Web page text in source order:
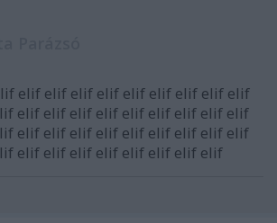
elif elif elif elif elif elif elif elif elif
elif elif elif elif elif elif elif elif elif
elif elif elif elif elif elif elif elif elif
elif elif elif elif elif elif elif elif